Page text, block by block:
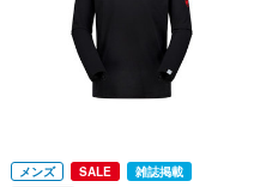
メンズ SALE
雑誌掲載